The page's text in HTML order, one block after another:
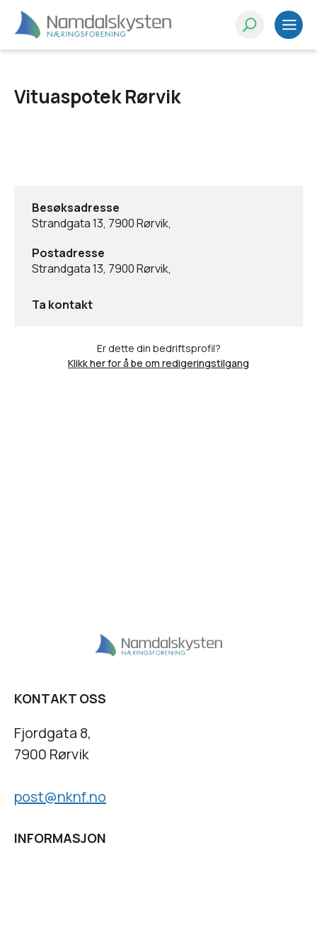
Vituaspotek Rørvik
Besøksadresse
Strandgata 13, 7900 Rørvik,
Postadresse
Strandgata 13, 7900 Rørvik,
Ta kontakt
Er dette din bedriftsprofil?
Klikk her for å be om redigeringstilgang
KONTAKT OSS
Fjordgata 8,
7900 Rørvik
post@nknf.no
INFORMASJON